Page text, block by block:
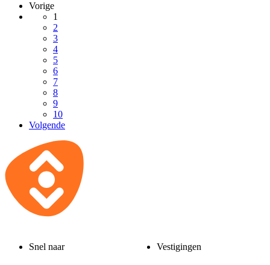
Vorige
1
2
3
4
5
6
7
8
9
10
Volgende
Snel naar Vestigingen